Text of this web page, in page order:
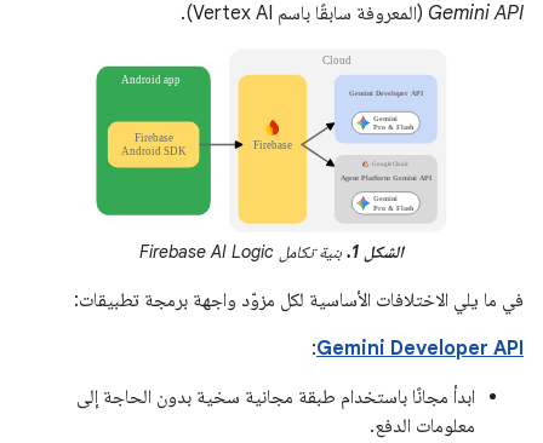
Gemini API (المعروفة سابقًا باسم Vertex AI).
الشكل 1. بنية تكامل Firebase AI Logic
في ما يلي الاختلافات الأساسية لكل مزوّد واجهة برمجة تطبيقات:
Gemini Developer API
:
ابدأ مجانًا باستخدام طبقة مجانية سخية بدون الحاجة إلى
معلومات الدفع.